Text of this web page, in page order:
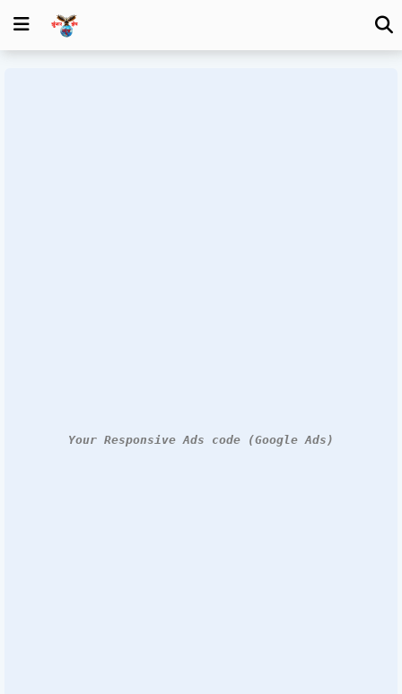
Your Responsive Ads code (Google Ads)